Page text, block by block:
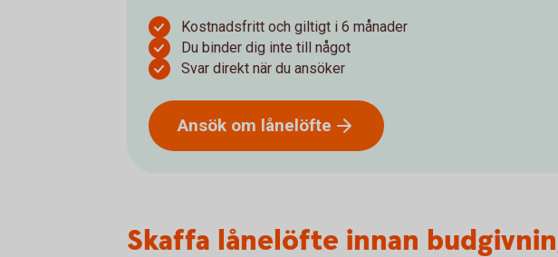
Kostnadsfritt och giltigt i 6 månader
Du binder dig inte till något
Svar direkt när du ansöker
Ansök om lånelöfte
Skaffa lånelöfte innan